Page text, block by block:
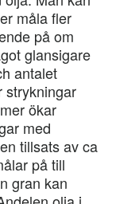
måla fler
på om
glansigare
antalet
strykningar
ökar
med
tillsats av ca
på till
gran kan